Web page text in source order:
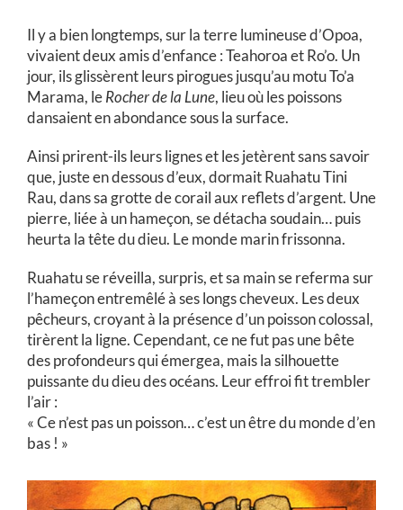
Il y a bien longtemps, sur la terre lumineuse d’Opoa,
vivaient deux amis d’enfance : Teahoroa et Ro’o. Un
jour, ils glissèrent leurs pirogues jusqu’au motu To’a
Marama, leRocher de la Lune, lieu où les poissons
dansaient en abondance sous la surface.
Ainsi prirent-ils leurs lignes et les jetèrent sans savoir
que, juste en dessous d’eux, dormait Ruahatu Tini
Rau, dans sa grotte de corail aux reflets d’argent. Une
pierre, liée à un hameçon, se détacha soudain… puis
heurta la tête du dieu. Le monde marin frissonna.
Ruahatu se réveilla, surpris, et sa main se referma sur
l’hameçon entremêlé à ses longs cheveux. Les deux
pêcheurs, croyant à la présence d’un poisson colossal,
tirèrent la ligne. Cependant, ce ne fut pas une bête
des profondeurs qui émergea, mais la silhouette
puissante du dieu des océans. Leur effroi fit trembler
l’air :
« Ce n’est pas un poisson… c’est un être du monde d’en
bas ! »